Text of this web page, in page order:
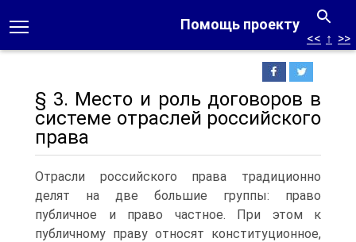
Помощь проекту
<< ↑ >>
§ 3. Место и роль договоров в
системе отраслей российского
права
Отрасли российского права традиционно
делят на две большие группы: право
публичное и право частное. При этом к
публичному праву относят конституционное,